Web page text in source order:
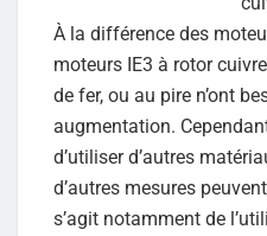
À la différence des
moteurs IE3 à rotor
de fer, ou au pire n’ont
augmentation.
d’utiliser d’autres
d’autres mesures
s’agit notamment de